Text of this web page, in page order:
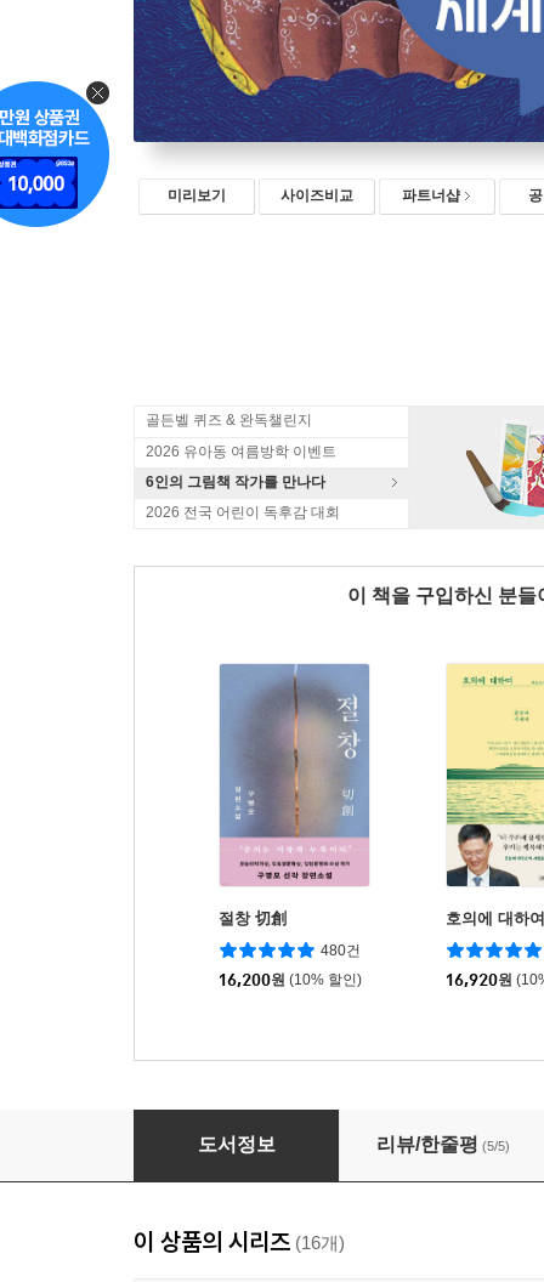
미리보기 사이즈비교 파트너샵
골든벨 퀴즈 & 완독챌린지
2026 유아동 여름방학 이벤트
6인의 그림책 작가를 만나다
2026 전국 어린이 독후감 대회
이 책을 구입하신 분
절창 切創
480건
16,200원 (10% 할인)
호의에 대하여
16,920원
교양으로 읽는 용선생 세계사 4
도서정보 리뷰/한줄평 (5/5)
이 상품의 시리즈 (16개)